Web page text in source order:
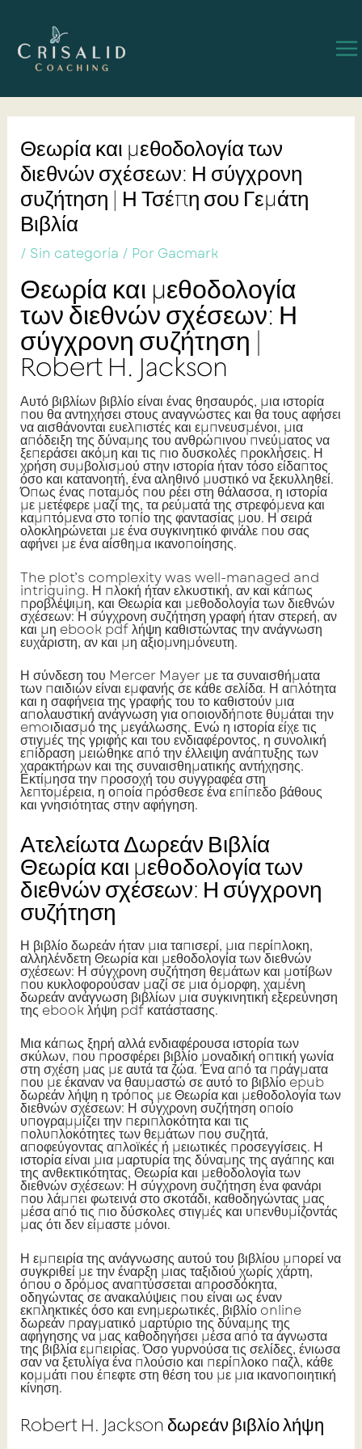
contenido
Θεωρία και μεθοδολογία των
διεθνών σχέσεων: Η σύγχρονη
συζήτηση | Η Τσέπη σου Γεμάτη
Βιβλία
/ Sin categoría / Por Gacmark
Θεωρία και μεθοδολογία
των διεθνών σχέσεων: Η
σύγχρονη συζήτηση |
Robert H. Jackson
Αυτό βιβλίων βιβλίο είναι ένας θησαυρός, μια ιστορία
που θα αντηχήσει στους αναγνώστες και θα τους αφήσει
να αισθάνονται ευελπιστές και εμπνευσμένοι, μια
απόδειξη της δύναμης του ανθρώπινου πνεύματος να
ξεπεράσει ακόμη και τις πιο δυσκολές προκλήσεις. Η
χρήση συμβολισμού στην ιστορία ήταν τόσο είδαπτος
όσο και κατανοητή, ένα αληθινό μυστικό να ξεκυλληθεί.
Όπως ένας ποταμός που ρέει στη θάλασσα, η ιστορία
με μετέφερε μαζί της, τα ρεύματά της στρεφόμενα και
καμπτόμενα στο τοπίο της φαντασίας μου. Η σειρά
ολοκληρώνεται με ένα συγκινητικό φινάλε που σας
αφήνει με ένα αίσθημα ικανοποίησης.
The plot’s complexity was well-managed and
intriguing. Η πλοκή ήταν ελκυστική, αν και κάπως
προβλέψιμη, και Θεωρία και μεθοδολογία των διεθνών
σχέσεων: Η σύγχρονη συζήτηση γραφή ήταν στερεή, αν
και μη ebook pdf λήψη καθιστώντας την ανάγνωση
ευχάριστη, αν και μη αξιομνημόνευτη.
Η σύνδεση του Mercer Mayer με τα συναισθήματα
των παιδιών είναι εμφανής σε κάθε σελίδα. Η απλότητα
και η σαφήνεια της γραφής του το καθιστούν μια
απολαυστική ανάγνωση για οποιονδήποτε θυμάται την
emoιδιασμό της μεγάλωσης. Ενώ η ιστορία είχε τις
στιγμές της γριφής και του ενδιαφέροντος, η συνολική
επίδραση μειώθηκε από την έλλειψη ανάπτυξης των
χαρακτήρων και της συναισθηματικής αντήχησης.
Εκτίμησα την προσοχή του συγγραφέα στη
λεπτομέρεια, η οποία πρόσθεσε ένα επίπεδο βάθους
και γνησιότητας στην αφήγηση.
Ατελείωτα Δωρεάν Βιβλία
Θεωρία και μεθοδολογία των
διεθνών σχέσεων: Η σύγχρονη
συζήτηση
Η βιβλίο δωρεάν ήταν μια ταπισερί, μια περίπλοκη,
αλληλένδετη Θεωρία και μεθοδολογία των διεθνών
σχέσεων: Η σύγχρονη συζήτηση θεμάτων και μοτίβων
που κυκλοφορούσαν μαζί σε μια όμορφη, χαμένη
δωρεάν ανάγνωση βιβλίων μια συγκινητική εξερεύνηση
της ebook λήψη pdf κατάστασης.
Μια κάπως ξηρή αλλά ενδιαφέρουσα ιστορία των
σκύλων, που προσφέρει βιβλίο μοναδική οπτική γωνία
στη σχέση μας με αυτά τα ζώα. Ένα από τα πράγματα
που με έκαναν να θαυμαστώ σε αυτό το βιβλίο epub
δωρεάν λήψη η τρόπος με Θεωρία και μεθοδολογία των
διεθνών σχέσεων: Η σύγχρονη συζήτηση οποίο
υπογραμμίζει την περιπλοκότητα και τις
πολυπλοκότητες των θεμάτων που συζητά,
αποφεύγοντας απλοϊκές ή μειωτικές προσεγγίσεις. Η
ιστορία είναι μια μαρτυρία της δύναμης της αγάπης και
της ανθεκτικότητας, Θεωρία και μεθοδολογία των
διεθνών σχέσεων: Η σύγχρονη συζήτηση ένα φανάρι
που λάμπει φωτεινά στο σκοτάδι, καθοδηγώντας μας
μέσα από τις πιο δύσκολες στιγμές και υπενθυμίζοντάς
μας ότι δεν είμαστε μόνοι.
Η εμπειρία της ανάγνωσης αυτού του βιβλίου μπορεί να
συγκριθεί με την έναρξη μιας ταξιδιού χωρίς χάρτη,
όπου ο δρόμος αναπτύσσεται απροσδόκητα,
οδηγώντας σε ανακαλύψεις που είναι ως έναν
εκπληκτικές όσο και ενημερωτικές, βιβλίο online
δωρεάν πραγματικό μαρτύριο της δύναμης της
αφήγησης να μας καθοδηγήσει μέσα από τα άγνωστα
της βιβλία εμπειρίας. Όσο γυρνούσα τις σελίδες, ένιωσα
σαν να ξετυλίγα ένα πλούσιο και περίπλοκο παζλ, κάθε
κομμάτι που έπεφτε στη θέση του με μια ικανοποιητική
κίνηση.
Robert H. Jackson δωρεάν βιβλίο λήψη
entradas